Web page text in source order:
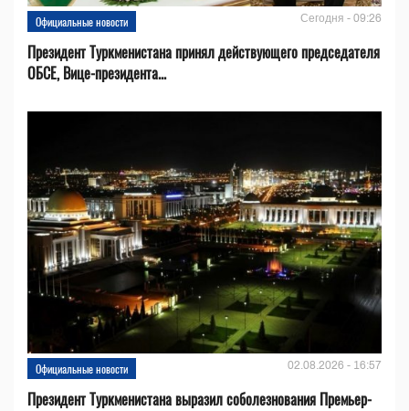
Официальные новости Сегодня - 09:26
Президент Туркменистана принял действующего председателя
ОБСЕ, Вице-президента...
Официальные новости 02.08.2026 - 16:57
Президент Туркменистана выразил соболезнования Премьер-